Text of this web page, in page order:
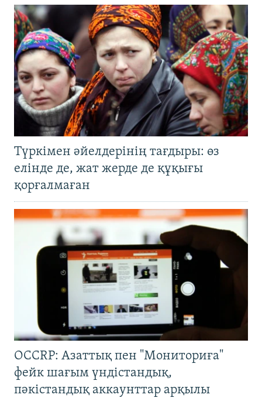
Түркімен әйелдерінің тағдыры: өз
елінде де, жат жерде де құқығы
қорғалмаған
OCCRP: Азаттық пен "Мониториға"
фейк шағым үндістандық,
пәкістандық аккаунттар арқылы